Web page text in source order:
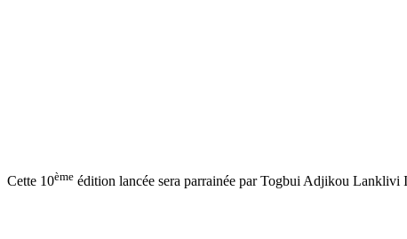
Cette 10ème édition lancée sera parrainée par Togbui Adjikou Lanklivi